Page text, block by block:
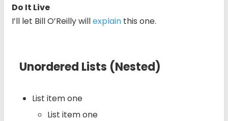
Do It Live
I’ll let Bill O’Reilly willexplain this one.
Unordered Lists (Nested)
List item one
List item one